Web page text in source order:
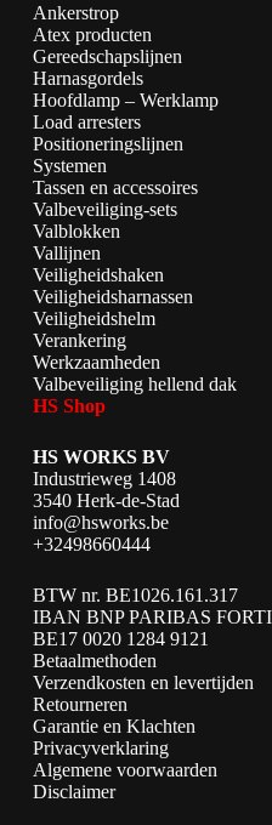
Ankerstrop
Atex producten
Gereedschapslijnen
Harnasgordels
Hoofdlamp – Werklamp
Load arresters
Positioneringslijnen
Systemen
Tassen en accessoires
Valbeveiliging-sets
Valblokken
Vallijnen
Veiligheidshaken
Veiligheidsharnassen
Veiligheidshelm
Verankering
Werkzaamheden
Valbeveiliging hellend dak
HS Shop
HS WORKS BV
Industrieweg 1408
3540 Herk-de-Stad
info@hsworks.be
+32498660444
BTW nr. BE1026.161.317
IBAN BNP PARIBAS
BE17 0020 1284 9121
Betaalmethoden
Verzendkosten en levertijden
Retourneren
Garantie en Klachten
Privacyverklaring
Algemene voorwaarden
Disclaimer